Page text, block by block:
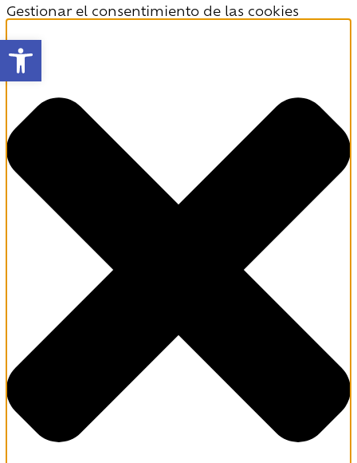
Abrir barra de herramientas
Gestionar el consentimiento de las cookies